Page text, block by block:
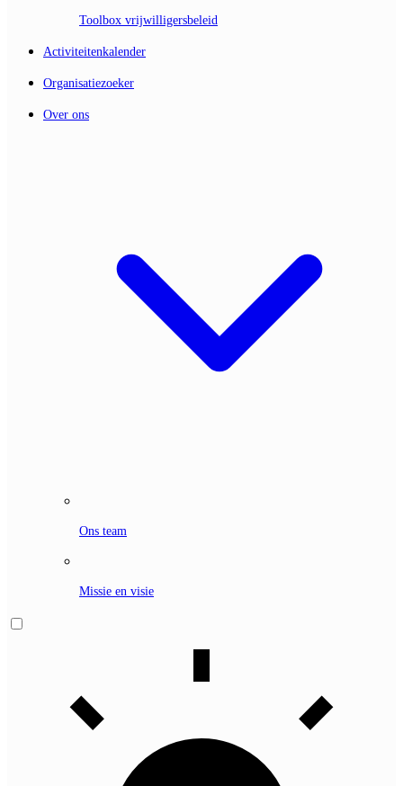
Toolbox vrijwilligersbeleid
Activiteitenkalender
Organisatiezoeker
Over ons
Ons team
Missie en visie